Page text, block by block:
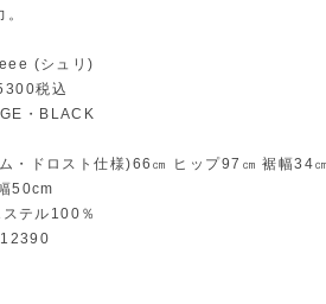
(シュリ)
税込
・BLACK
・ドロスト仕様)66㎝ ヒップ97㎝ 裾幅34
50cm
テル100％